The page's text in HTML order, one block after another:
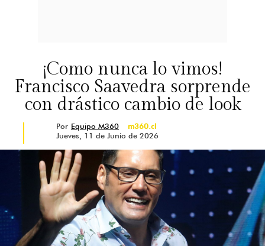
¡Como nunca lo vimos!
Francisco Saavedra sorprende
con drástico cambio de look
Por Equipo M360
m360.cl
Jueves, 11 de Junio de 2026